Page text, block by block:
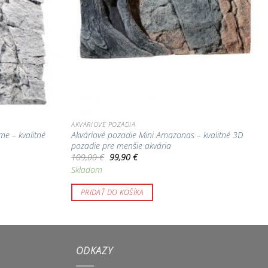
– kvalitné
AKVÁRIOVÉ POZADIA
Akváriové pozadie Mini Amazonas – kvalitné 3D
pozadie pre menšie akvária
109,00€ Pôvodná
cena
109,00 €.
99,90 €Aktuálna
99,90 €.
Skladom
PRIDAŤ DO KOŠÍKA
ODKAZY